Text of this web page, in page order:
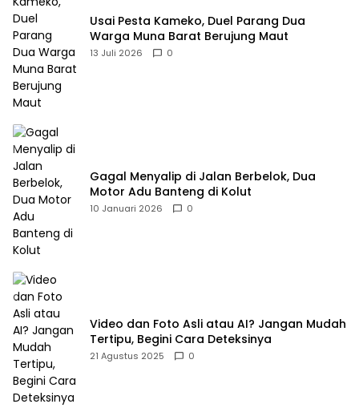
Usai Pesta Kameko, Duel Parang Dua
Warga Muna Barat Berujung Maut
13 Juli 2026 0
Gagal Menyalip di Jalan Berbelok, Dua
Motor Adu Banteng di Kolut
10 Januari 2026 0
Video dan Foto Asli atau AI? Jangan Mudah
Tertipu, Begini Cara Deteksinya
21 Agustus 2025 0